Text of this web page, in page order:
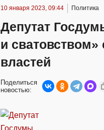
10 января 2023, 09:44 Политика
Депутат
и сватовством»
властей
Поделиться
новостью: